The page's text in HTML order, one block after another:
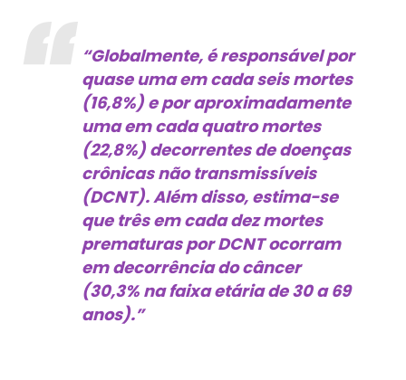
“Globalmente, é responsável por
quase uma em cada seis mortes
(16,8%) e por aproximadamente
uma em cada quatro mortes
(22,8%) decorrentes de doenças
crônicas não transmissíveis
(DCNT). Além disso, estima-se
que três em cada dez mortes
prematuras por DCNT ocorram
em decorrência do câncer
(30,3% na faixa etária de 30 a 69
anos).”